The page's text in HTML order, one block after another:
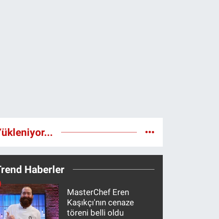
Haberler
MasterChef Eren
Kaşıkçı'nın cenaze
töreni belli oldu